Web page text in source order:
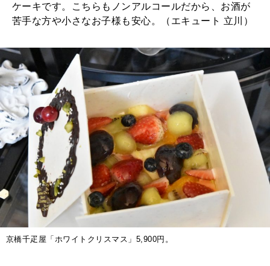
ケーキです。こちらもノンアルコールだから、お酒が
苦手な方や小さなお子様も安心。（エキュート 立川）
京橋千疋屋「ホワイトクリスマス」5,900円。